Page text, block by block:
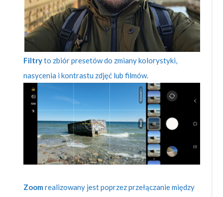
Filtryto zbiór presetów do zmiany kolorystyki,
nasycenia i kontrastu zdjęć lub filmów.
Zoom realizowany jest poprzez przełączanie między